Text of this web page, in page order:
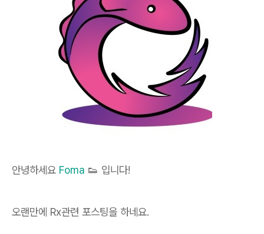
안녕하세요 Foma 👟 입니다!
오랜만에 Rx관련 포스팅을 하네요.